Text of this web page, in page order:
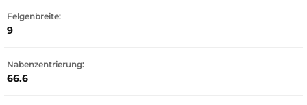
Felgenbreite:
9
Nabenzentrierung:
66.6